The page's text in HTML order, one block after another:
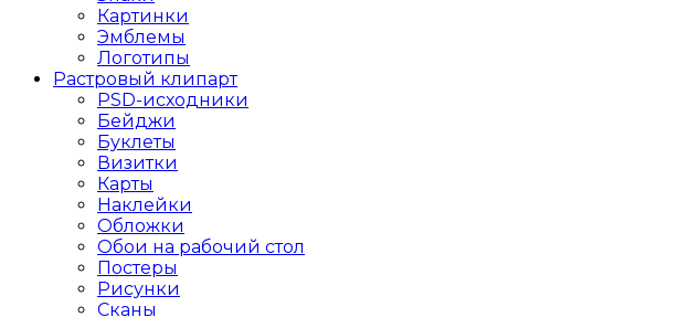
Картинки
Эмблемы
Логотипы
Растровый клипарт
PSD-исходники
Бейджи
Буклеты
Визитки
Карты
Наклейки
Обложки
Обои на рабочий стол
Постеры
Рисунки
Сканы